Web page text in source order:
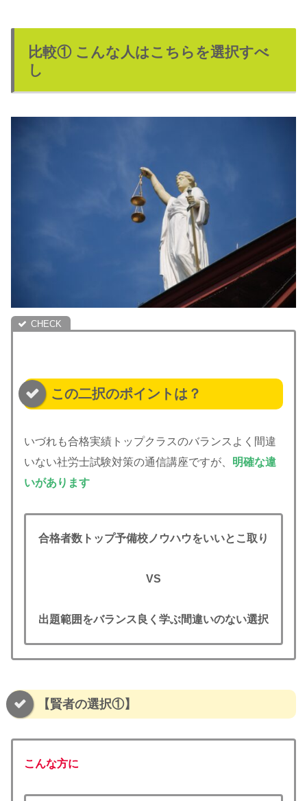
比較① こんな人はこちらを選択すべ
し
この二択のポイントは？
いづれも合格実績トップクラスのバランスよく間違
いない社労士試験対策の通信講座ですが、 明確な違
いがあります
合格者数トップ予備校ノウハウをいいとこ取り
VS
出題範囲をバランス良く学ぶ間違いのない選択
【賢者の選択①】
こんな方に